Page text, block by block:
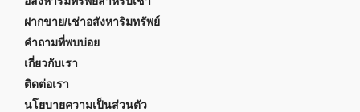
ฝากขาย/เช่าอสังหาริมทรัพย์
คำถามที่พบบ่อย
เกี่ยวกับเรา
ติดต่อเรา
นโยบายความเป็นส่วนตัว